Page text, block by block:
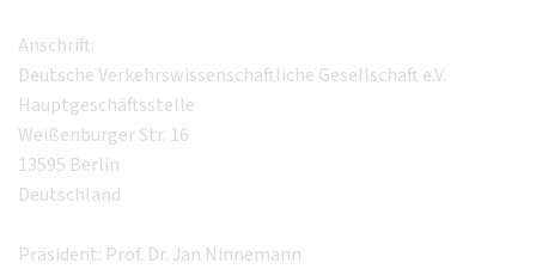
Anschrift:
Deutsche Verkehrswissenschaftliche Gesellschaft e.V.
Hauptgeschäftsstelle
Weißenburger Str. 16
13595 Berlin
Deutschland
Präsident: Prof. Dr. Jan Ninnemann